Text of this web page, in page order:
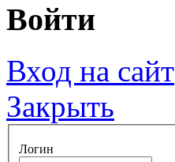
Войти
Вход на сайт
Закрыть
Логин